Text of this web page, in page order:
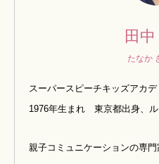
田
たなか
スーパースピーチキッズアカ
1976年生まれ 東京都出身、
親子コミュニケーションの専門